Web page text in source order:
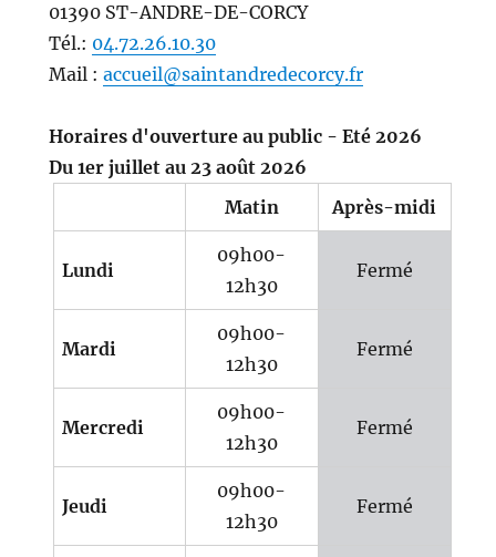
01390 ST-ANDRE-DE-CORCY
Tél.: 04.72.26.10.30
Mail : accueil@saintandredecorcy.fr
Horaires d'ouverture au public - Eté 2026
Du 1er juillet au 23 août 2026
Matin
Après-midi
Lundi
09h00-
12h30
Fermé
Mardi
09h00-
12h30
Fermé
Mercredi
09h00-
12h30
Fermé
Jeudi
09h00-
12h30
Fermé